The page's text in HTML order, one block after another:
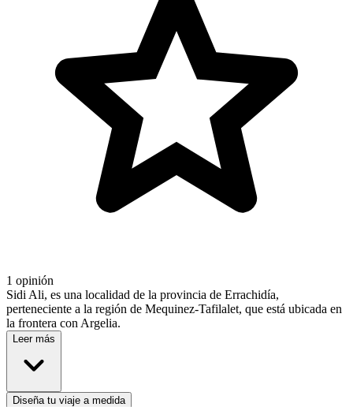
1 opinión
Sidi Ali, es una localidad de la provincia de Errachidía,
perteneciente a la región de Mequinez-Tafilalet, que está ubicada en
la frontera con Argelia.
Leer más
Diseña tu viaje a medida